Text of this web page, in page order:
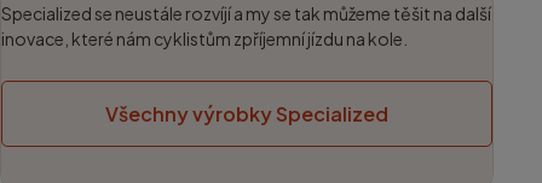
Specialized se neustále rozvíjí a my se tak můžeme těšit na další
inovace, které nám cyklistům zpříjemní jízdu na kole.
Všechny výrobky Specialized